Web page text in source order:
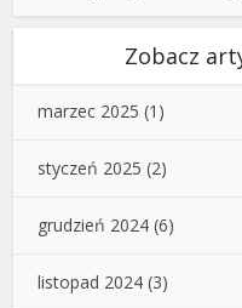
Zobacz
marzec 2025 (1)
styczeń 2025 (2)
grudzień 2024 (6)
listopad 2024 (3)